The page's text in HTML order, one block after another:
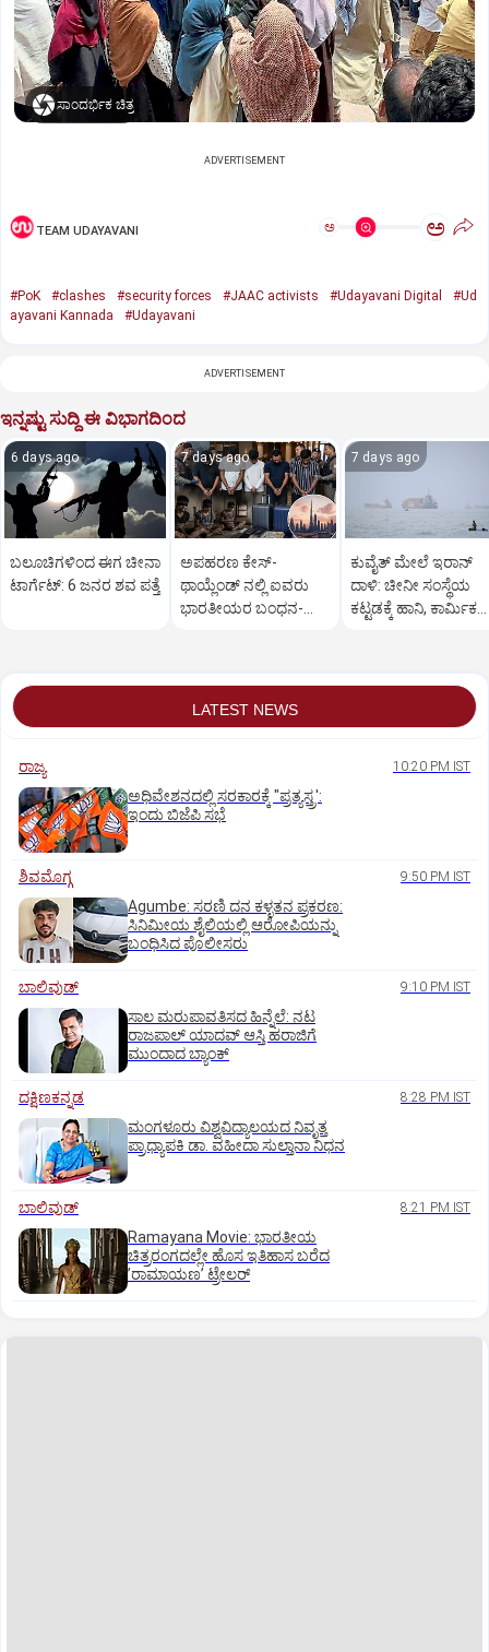
ಸಾಂದರ್ಭಿಕ ಚಿತ್ರ
ADVERTISEMENT
TEAM UDAYAVANI ಅ ಅ
#PoK #clashes #security forces #JAAC activists #Udayavani Digital
#Ud
ayavani Kannada
#Udayavani
ADVERTISEMENT
ಇನ್ನಷ್ಟು ಸುದ್ದಿ ಈ ವಿಭಾಗದಿಂದ
6 days ago
ಬಲೂಚಿಗಳಿಂದ ಈಗ ಚೀನಾ
ಟಾರ್ಗೆಟ್‌: 6 ಜನರ ಶವ ಪತ್ತೆ
7 days ago
ಅಪಹರಣ ಕೇಸ್-
ಥಾಯ್ಲೆಂಡ್‌ ನಲ್ಲಿ ಐವರು
ಭಾರತೀಯರ ಬಂಧನ-
7 days ago
ಕುವೈತ್‌ ಮೇಲೆ ಇರಾನ್
ದಾಳಿ: ಚೀನೀ ಸಂಸ್ಥೆಯ
ಕಟ್ಟಡಕ್ಕೆ ಹಾನಿ, ಕಾರ್ಮಿಕ
LATEST NEWS
ರಾಜ್ಯ 10:20 PM IST
ಅಧಿವೇಶನದಲ್ಲಿ ಸರಕಾರಕ್ಕೆ "ಪ್ರತ್ಯಸ್ತ್ರ':
ಇಂದು ಬಿಜೆಪಿ ಸಭೆ
ಶಿವಮೊಗ್ಗ 9:50 PM IST
Agumbe: ಸರಣಿ ದನ ಕಳ್ಳತನ ಪ್ರಕರಣ:
ಸಿನಿಮೀಯ ಶೈಲಿಯಲ್ಲಿ ಆರೋಪಿಯನ್ನು
ಬಂಧಿಸಿದ ಪೊಲೀಸರು
ಬಾಲಿವುಡ್‌ 9:10 PM IST
ಸಾಲ ಮರುಪಾವತಿಸದ ಹಿನ್ನೆಲೆ: ನಟ
ರಾಜಪಾಲ್ ಯಾದವ್‌ ಆಸ್ತಿ ಹರಾಜಿಗೆ
ಮುಂದಾದ ಬ್ಯಾಂಕ್
ದಕ್ಷಿಣಕನ್ನಡ 8:28 PM IST
ಮಂಗಳೂರು ವಿಶ್ವವಿದ್ಯಾಲಯದ ನಿವೃತ್ತ
ಪ್ರಾಧ್ಯಾಪಕಿ ಡಾ. ವಹೀದಾ ಸುಲ್ತಾನಾ ನಿಧನ
ಬಾಲಿವುಡ್‌ 8:21 PM IST
Ramayana Movie: ಭಾರತೀಯ
ಚಿತ್ರರಂಗದಲ್ಲೇ ಹೊಸ ಇತಿಹಾಸ ಬರೆದ
ʼರಾಮಾಯಣʼ ಟ್ರೇಲರ್